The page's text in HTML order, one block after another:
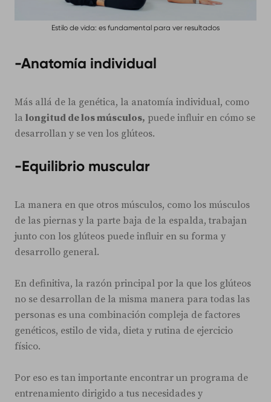
Estilo de vida: es fundamental para ver resultados
-Anatomía individual
Más allá de la genética, la anatomía individual, como
la longitud de los músculos, puede influir en cómo se
desarrollan y se ven los glúteos.
-Equilibrio muscular
La manera en que otros músculos, como los músculos
de las piernas y la parte baja de la espalda, trabajan
junto con los glúteos puede influir en su forma y
desarrollo general.
En definitiva, la razón principal por la que los glúteos
no se desarrollan de la misma manera para todas las
personas es una combinación compleja de factores
genéticos, estilo de vida, dieta y rutina de ejercicio
físico.
Por eso es tan importante encontrar un programa de
entrenamiento dirigido a tus necesidades y